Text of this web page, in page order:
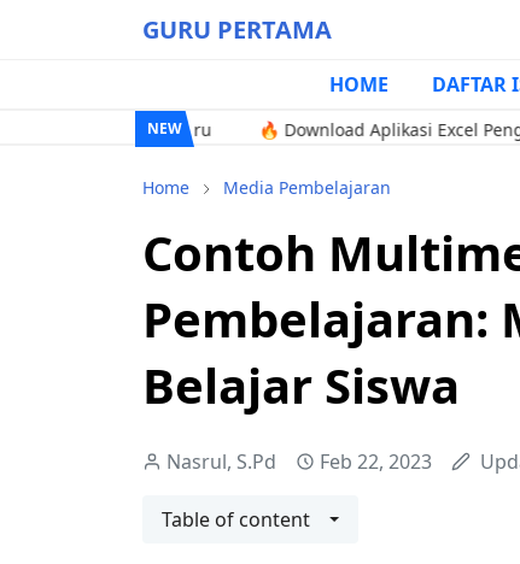
GURU PERTAMA
HOME DAFTAR
NEW🔥 Download Aplikasi Excel Pengolah Nilai
Home Media Pembelajaran
Contoh
Belajar Siswa
Nasrul, S.Pd Feb 22, 2023
Table of content